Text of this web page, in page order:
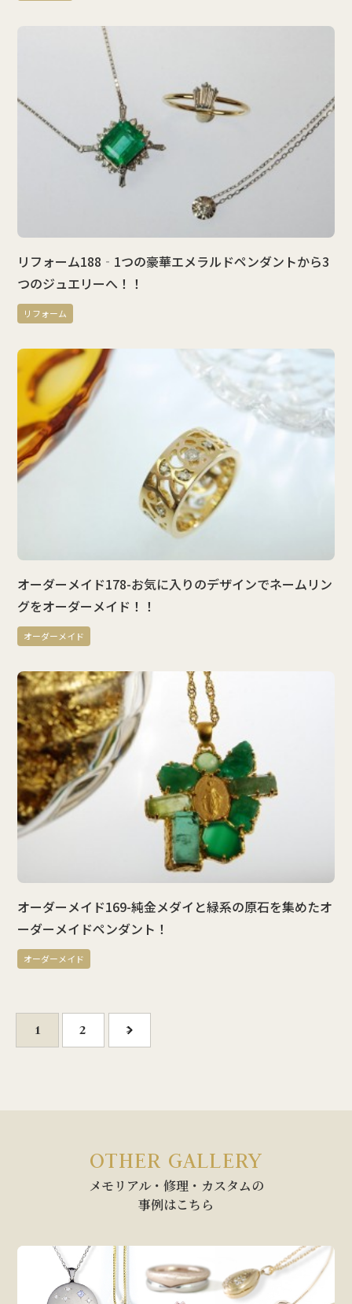
リフォーム188‐1つの豪華エメラルドペンダントから3
つのジュエリーへ！！
リフォーム
オーダーメイド178-お気に入りのデザインでネームリン
グをオーダーメイド！！
オーダーメイド
オーダーメイド169-純金メダイと緑系の原石を集めたオ
ーダーメイドペンダント！
オーダーメイド
1 2 >
OTHER GALLERY
メモリアル・修理・カスタムの
事例はこちら